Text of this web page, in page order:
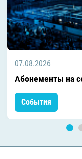
07.08.2026
Абонементы на
События